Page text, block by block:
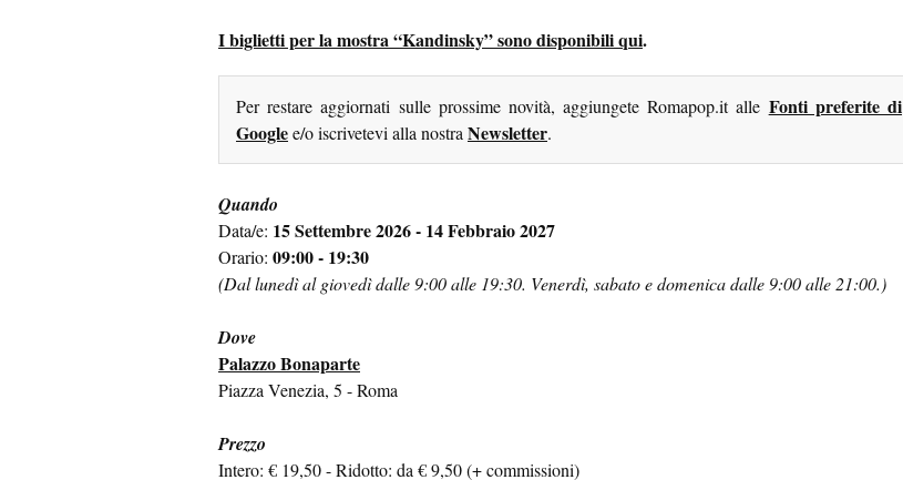
I biglietti per la mostra “Kandinsky” sono disponibili qui.
Per restare aggiornati sulle prossime novità, aggiungete Romapop.it alle Fonti preferite di
Googlee/o iscrivetevi alla nostraNewsletter.
Quando
Data/e: 15 Settembre 2026 - 14 Febbraio 2027
Orario: 09:00 - 19:30
(Dal lunedì al giovedì dalle 9:00 alle 19:30. Venerdì, sabato e domenica dalle 9:00 alle 21:00.)
Dove
Palazzo Bonaparte
Piazza Venezia, 5 - Roma
Prezzo
Intero: € 19,50 - Ridotto: da € 9,50 (+ commissioni)